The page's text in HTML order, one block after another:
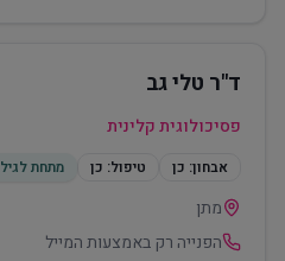
ד"ר טלי גב
פסיכולוגית קלינית
אבחון: כן טיפול: כן מתחת לגיל 18
מתן
הפנייה רק באמצעות המייל